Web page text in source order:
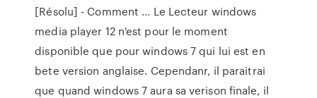
[Résolu] - Comment ... Le Lecteur windows
media player 12 n'est pour le moment
disponible que pour windows 7 qui lui est en
bete version anglaise. Cependanr, il paraitrai
que quand windows 7 aura sa verison finale, il